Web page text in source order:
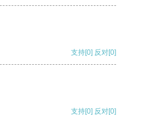
支持[0] 反对[0]
支持[0] 反对[0]